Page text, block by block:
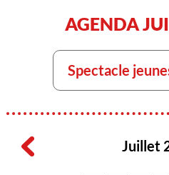
AGENDA
Spectacle
Juillet